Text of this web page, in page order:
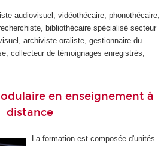
audiovisuel, vidéothécaire, phonothécaire,
bibliothécaire spécialisé secteur
archiviste oraliste, gestionnaire du
collecteur de témoignages enregistrés,
en enseignement à
distance
La formation est composée d'unités